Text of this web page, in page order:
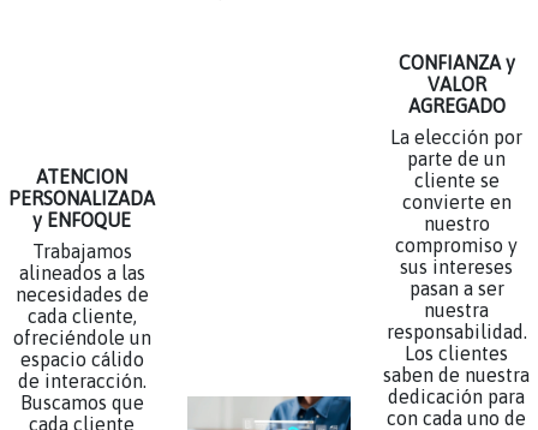
ATENCION
PERSONALIZADA
y ENFOQUE
Trabajamos
alineados a las
necesidades de
cada cliente,
ofreciéndole un
espacio cálido
de interacción.
Buscamos que
cada cliente
CONFIANZA y
VALOR
AGREGADO
La elección por
parte de un
cliente se
convierte en
nuestro
compromiso y
sus intereses
pasan a ser
nuestra
responsabilidad.
Los clientes
saben de nuestra
dedicación para
con cada uno de